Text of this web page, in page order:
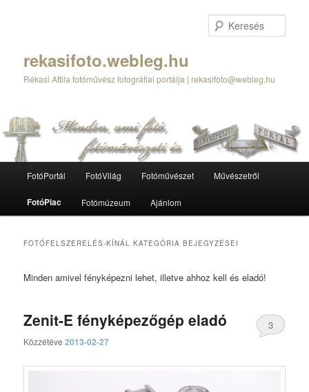
rekasifoto.webleg.hu
Rékasi Attila fotóművész fotográfiai portálja | rekasifoto@webleg.hu
FotóPortál FotóVilág Fotóművészet Művészetről
FotóPiac Fotómúzeum Ajánlom
FOTÓFELSZERELÉS-KÍNÁL KATEGÓRIA BEJEGYZÉSEI
Minden amivel fényképezni lehet, illetve ahhoz kell és eladó!
Zenit-E fényképezőgép eladó
Közzétéve2013-02-27
3